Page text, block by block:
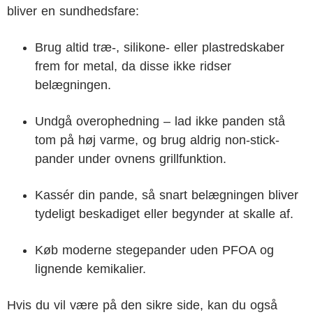
bliver en sundhedsfare:
Brug altid træ-, silikone- eller plastredskaber
frem for metal, da disse ikke ridser
belægningen.
Undgå overophedning – lad ikke panden stå
tom på høj varme, og brug aldrig non-stick-
pander under ovnens grillfunktion.
Kassér din pande, så snart belægningen bliver
tydeligt beskadiget eller begynder at skalle af.
Køb moderne stegepander uden PFOA og
lignende kemikalier.
Hvis du vil være på den sikre side, kan du også